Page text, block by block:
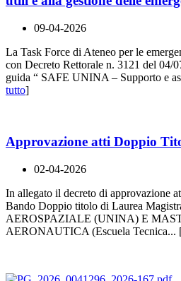
09-04-2026
La Task Force di Ateneo per le
con Decreto Rettorale n. 3121 del 04/
guida “ SAFE UNINA – Supporto e
tutto]
Approvazione atti Doppio
02-04-2026
In allegato il decreto di approvazione
Bando Doppio titolo di Laurea
AEROSPAZIALE (UNINA) E
AERONAUTICA (Escuela Tecnica...